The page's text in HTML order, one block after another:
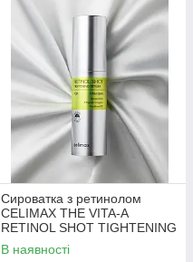
Сироватка з ретинолом
CELIMAX THE VITA-A
RETINOL SHOT TIGHTENING
SERUM, 30 ml
В наявності